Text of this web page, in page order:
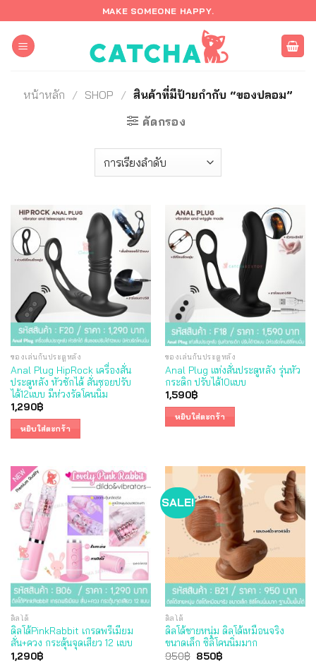
ไป
เนื้อหา
MAKE SOMEONE HAPPY.
หน้าหลัก / SHOP / สินค้าที่มีป้ายกำกับ “ของปลอม”
คัดกรอง
ของเล่นก้นประตูหลัง
Anal Plug HipRock เครื่องสั่น
ประตูหลัง หัวชักได้ สั่นซอยปรับ
ได้12แบบ มีห่วงรัดโคนนิ่ม
1,290฿
หยิบใส่ตะกร้า
ของเล่นก้นประตูหลัง
Anal Plug แท่งสั่นประตูหลัง รุ่นหัว
กระดิก ปรับได้10แบบ
1,590฿
หยิบใส่ตะกร้า
ดิลโด้
ดิลโด้PinkRabbit เกรดพรีเมียม
สั่น+ควง กระตุ้นจุดเสียว 12 แบบ
1,290฿
SALE!
ดิลโด้
ดิลโด้ชายหนุ่ม ดิลโด้เหมือนจริง
ขนาดเล็ก ซิลิโคนนิ่มมาก
950฿ Original
850฿Current